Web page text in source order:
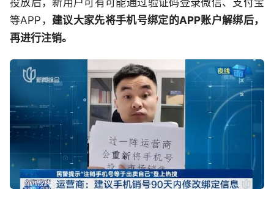
投放后，新用户可有可能通过验证码登录微信、支付宝
等APP， 建议大家先将手机号绑定的APP账户解绑后，
再进行注销。